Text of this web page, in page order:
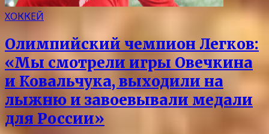
ХОККЕЙ
Олимпийский чемпион Легков:
«Мы смотрели игры Овечкина
и Ковальчука, выходили на
лыжню и завоевывали медали
для России»